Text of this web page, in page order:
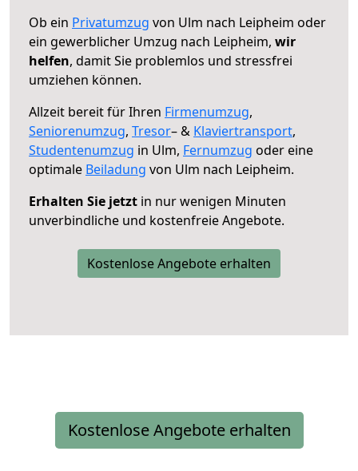
Ob ein Privatumzug von Ulm nach Leipheim oder
ein gewerblicher Umzug nach Leipheim, wir
helfen, damit Sie problemlos und stressfrei
umziehen können.
Allzeit bereit für Ihren Firmenumzug,
Seniorenumzug, Tresor– & Klaviertransport,
Studentenumzug in Ulm, Fernumzug oder eine
optimale Beiladung von Ulm nach Leipheim.
Erhalten Sie jetzt in nur wenigen Minuten
unverbindliche und kostenfreie Angebote.
Kostenlose Angebote erhalten
Kostenlose Angebote erhalten